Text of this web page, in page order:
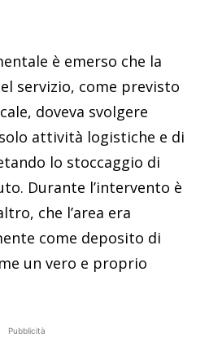
è emerso che la
servizio, come previsto
doveva svolgere
solo attività logistiche e di
lo stoccaggio di
Durante l’intervento è
che l’area era
come deposito di
un vero e proprio
Pubblicità